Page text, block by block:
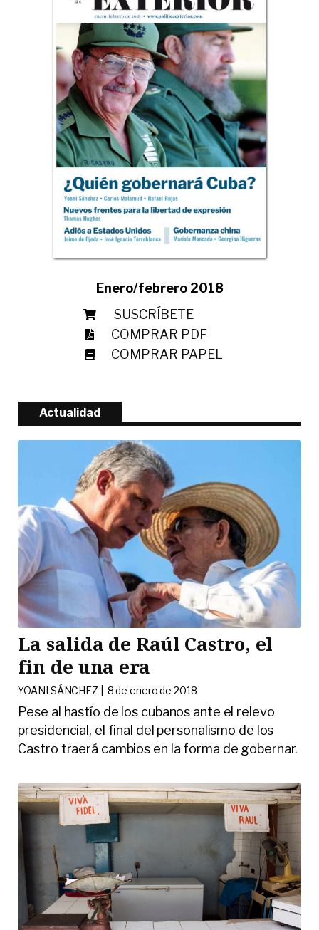
Enero/febrero 2018
SUSCRÍBETE
COMPRAR PDF
COMPRAR PAPEL
Actualidad
La salida de Raúl Castro, el
fin de una era
YOANI SÁNCHEZ | 8 de enero de 2018
Pese al hastío de los cubanos ante el relevo
presidencial, el final del personalismo de los
Castro traerá cambios en la forma de gobernar.